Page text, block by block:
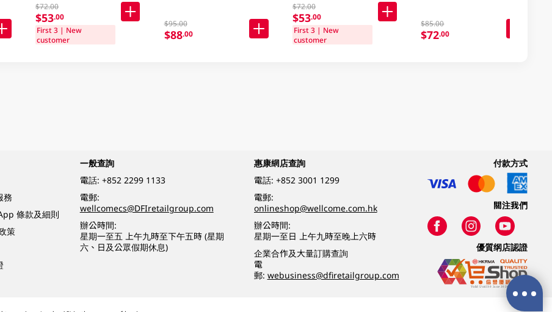
$72.00
$53.00
First 3 | New
customer
$95.00
$88.00
$72.00
$53.00
First 3 | New
customer
$85.00
$72.00
務
條款及細則
策
一般查詢
電話: +852 2299 1133
電郵:
wellcomecs@DFIretailgroup.com
辦公時間:
星期一至五 上午九時至下午五時 (星期
六、日及公眾假期休息)
惠康網店查詢
電話: +852 3001 1299
電郵:
onlineshop@wellcome.com.hk
辦公時間:
星期一至日 上午九時至晚上六時
企業合作及大量訂購查詢
電
郵: webusiness@dfiretailgroup.com
付款方式
關注我們
優質纲店認證